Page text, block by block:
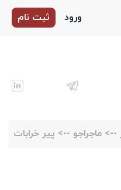
ورود ثبت نام
--> ماجراجو --> پیر خرابات